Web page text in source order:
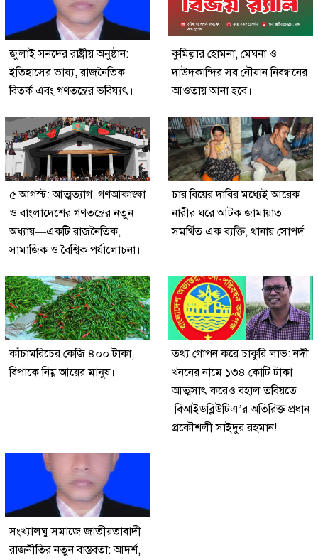
জুলাই সনদের রাষ্ট্রীয় অনুষ্ঠান:
ইতিহাসের ভাষ্য, রাজনৈতিক
বিতর্ক এবং গণতন্ত্রের ভবিষ্যৎ।
কুমিল্লার হোমনা, মেঘনা ও
দাউদকান্দির সব নৌযান নিবন্ধনের
আওতায় আনা হবে।
৫ আগস্ট: আত্মত্যাগ, গণআকাঙ্ক্ষা
ও বাংলাদেশের গণতন্ত্রের নতুন
অধ্যায়—একটি রাজনৈতিক,
সামাজিক ও বৈশ্বিক পর্যালোচনা।
চার বিয়ের দাবির মধ্যেই আরেক
নারীর ঘরে আটক জামায়াত
সমর্থিত এক ব্যক্তি, থানায় সোপর্দ।
কাঁচামরিচের কেজি ৪০০ টাকা,
বিপাকে নিম্ন আয়ের মানুষ।
তথ্য গোপন করে চাকুরি লাভ: নদী
খননের নামে ১৩৪ কোটি টাকা
আত্মসাৎ করেও বহাল তবিয়তে
বিআইডব্লিউটিএ’র অতিরিক্ত প্রধান
প্রকৌশলী সাইদুর রহমান!
সংখ্যালঘু সমাজে জাতীয়তাবাদী
রাজনীতির নতুন বাস্তবতা: আদর্শ,